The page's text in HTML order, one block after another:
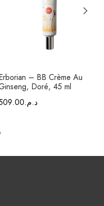
– BB Crème Au
Doré, 45 ml
د.م.